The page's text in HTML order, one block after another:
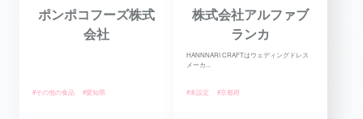
ポンポコフーズ株式
会社
#その他の食品 #愛知県
株式会社アルファブ
ランカ
HANNNARI CRAFTはウェディングドレス
メーカ...
#未設定 #京都府